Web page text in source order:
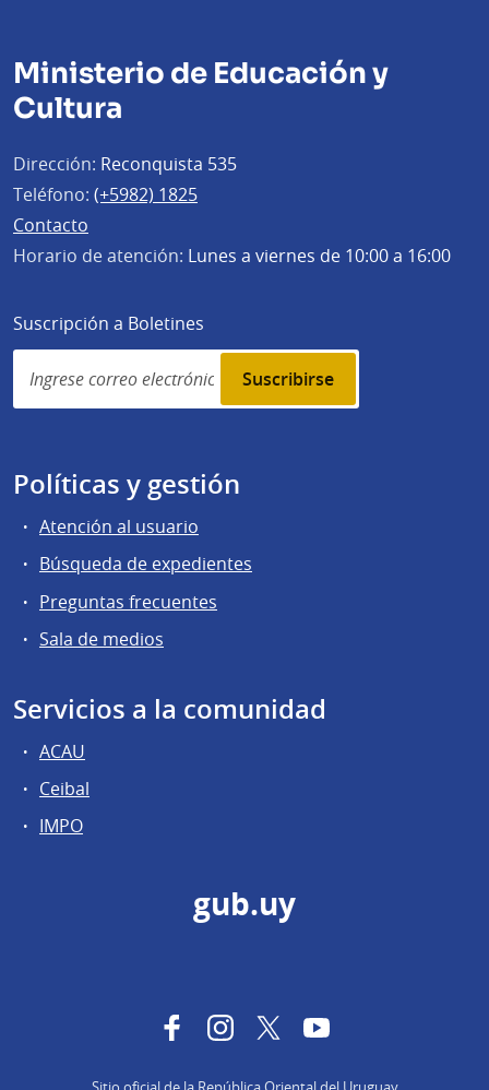
Ministerio de Educación y
Cultura
Dirección: Reconquista 535
Teléfono: (+5982) 1825
Contacto
Horario de atención: Lunes a viernes de 10:00 a 16:00
Suscripción a Boletines
Simplenews
subscription
Políticas y gestión
Atención al usuario
Búsqueda de expedientes
Preguntas frecuentes
Sala de medios
Servicios a la comunidad
ACAU
Ceibal
IMPO
gub.uy
FacebookInstagram
TwitterYouTube